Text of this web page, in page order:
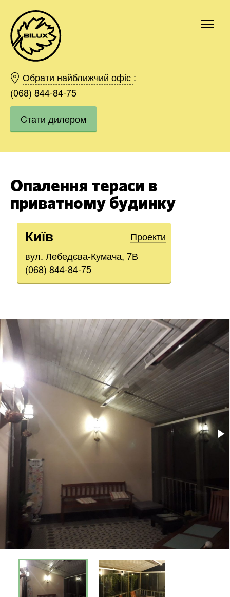
Обрати найближчий офіс :
(068) 844-84-75
Cтати дилером
Опалення тераси в
приватному будинку
Київ
Проекти
вул. Лебедєва-Кумача, 7В
(068) 844-84-75
Київ
Харків
Одесса
Дніпро
Івано-Франківськ
Вінниця
Область
Замовити